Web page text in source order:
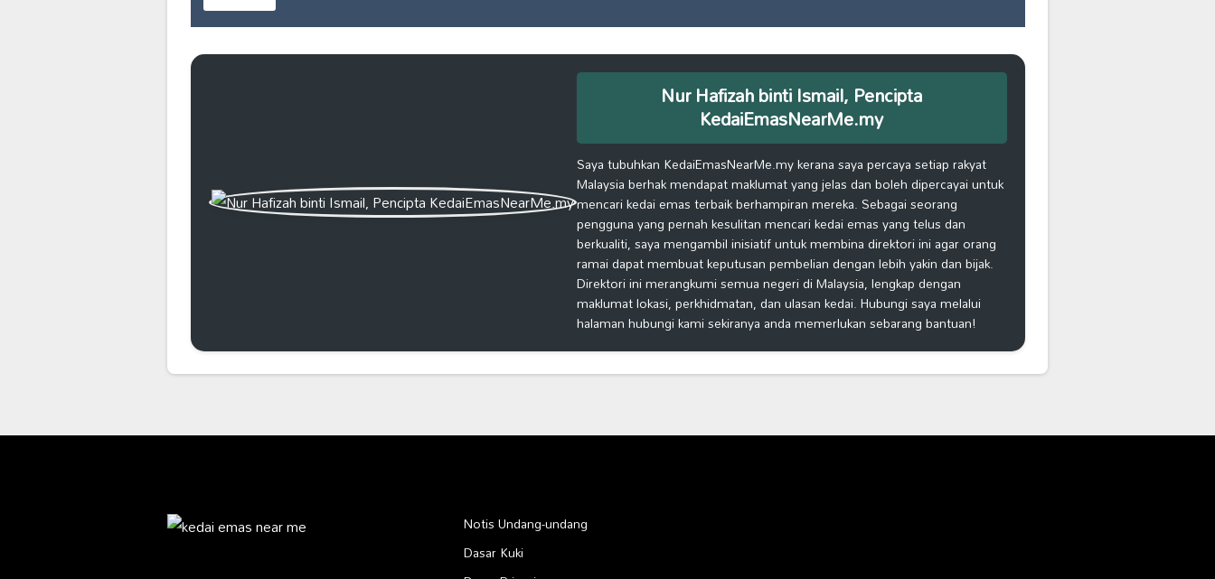
Nur Hafizah binti Ismail, Pencipta
KedaiEmasNearMe.my
Saya tubuhkan KedaiEmasNearMe.my kerana saya percaya setiap rakyat
Malaysia berhak mendapat maklumat yang jelas dan boleh dipercayai untuk
mencari kedai emas terbaik berhampiran mereka. Sebagai seorang
pengguna yang pernah kesulitan mencari kedai emas yang telus dan
berkualiti, saya mengambil inisiatif untuk membina direktori ini agar orang
ramai dapat membuat keputusan pembelian dengan lebih yakin dan bijak.
Direktori ini merangkumi semua negeri di Malaysia, lengkap dengan
maklumat lokasi, perkhidmatan, dan ulasan kedai. Hubungi saya melalui
halaman hubungi kami sekiranya anda memerlukan sebarang bantuan!
Notis Undang-undang
Dasar Kuki